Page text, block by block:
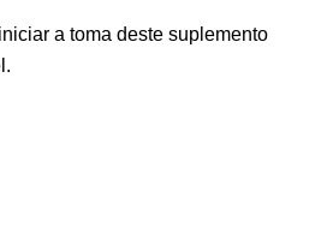
a toma deste suplemento